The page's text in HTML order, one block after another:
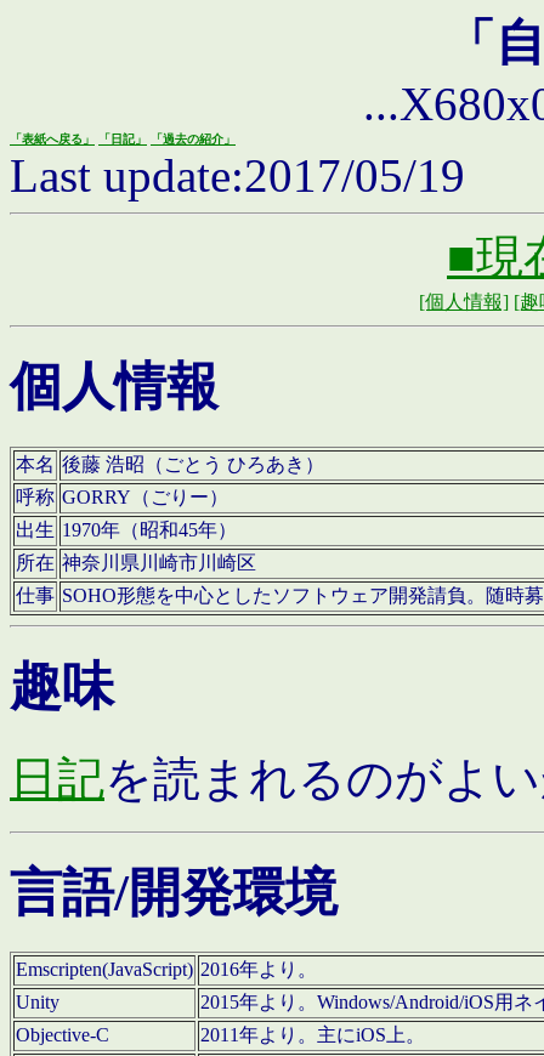
「
「表紙へ戻る」 「日記」 「過去の紹介」
Last update:2017/05/19
■現
[個人情報] [趣
個人情報
本名 後藤 浩昭（ごとう ひろあき）
呼称 GORRY（ごりー）
出生 1970年（昭和45年）
所在 神奈川県川崎市川崎区
仕事 SOHO形態を中心としたソフトウェア開発請負。随時
趣味
日記を読まれるのがよ
言語/開発環境
Emscripten(JavaScript) 2016年より。
Unity
2015年より。Windows/Android/iOS用
Objective-C
2011年より。主にiOS上。